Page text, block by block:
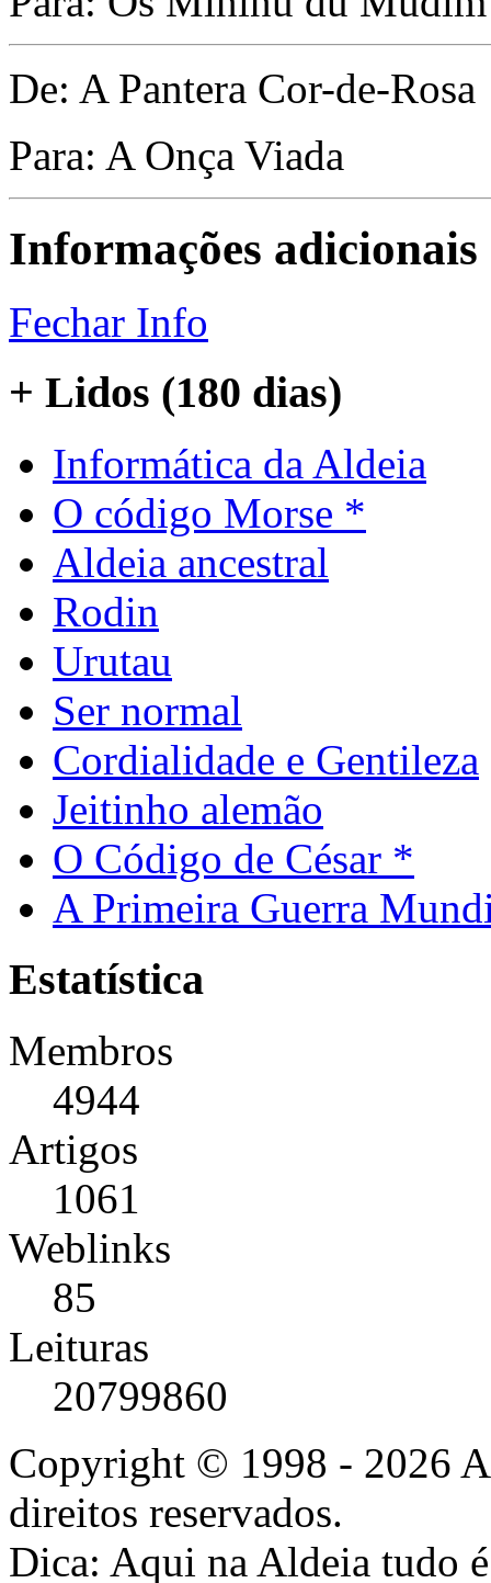
De: A Pantera Cor-de-Rosa
Para: A Onça Viada
Informações adicionais
Fechar Info
+ Lidos (180 dias)
Informática da Aldeia
O código Morse *
Aldeia ancestral
Rodin
Urutau
Ser normal
Cordialidade e Gentileza
Jeitinho alemão
O Código de César *
A Primeira Guerra
Estatística
Membros
4944
Artigos
1061
Weblinks
85
Leituras
20799860
Copyright © 1998 - 2026
direitos reservados.
Dica: Aqui na Aldeia tudo